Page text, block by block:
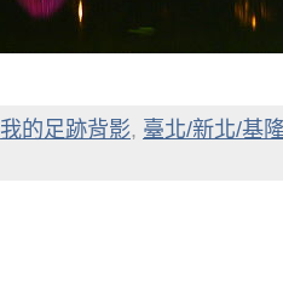
我的足跡背影, 臺北/新北/基